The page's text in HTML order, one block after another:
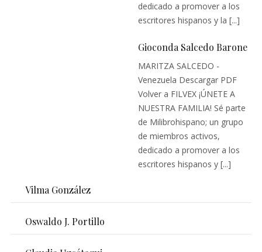
dedicado a promover a los
escritores hispanos y la [...]
Gioconda Salcedo Barone
MARITZA SALCEDO -
Venezuela Descargar PDF
Volver a FILVEX ¡ÚNETE A
NUESTRA FAMILIA! Sé parte
de Milibrohispano; un grupo
de miembros activos,
dedicado a promover a los
escritores hispanos y [...]
Vilma González
Oswaldo J. Portillo